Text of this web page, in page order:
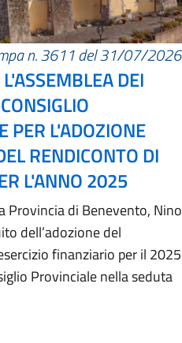
n. 3611 del 31/07/2026
DEI
PER L'ADOZIONE
RENDICONTO DI
L'ANNO 2025
Provincia di Benevento, Nino
dell’adozione del
finanziario per il 2025
Provinciale nella seduta